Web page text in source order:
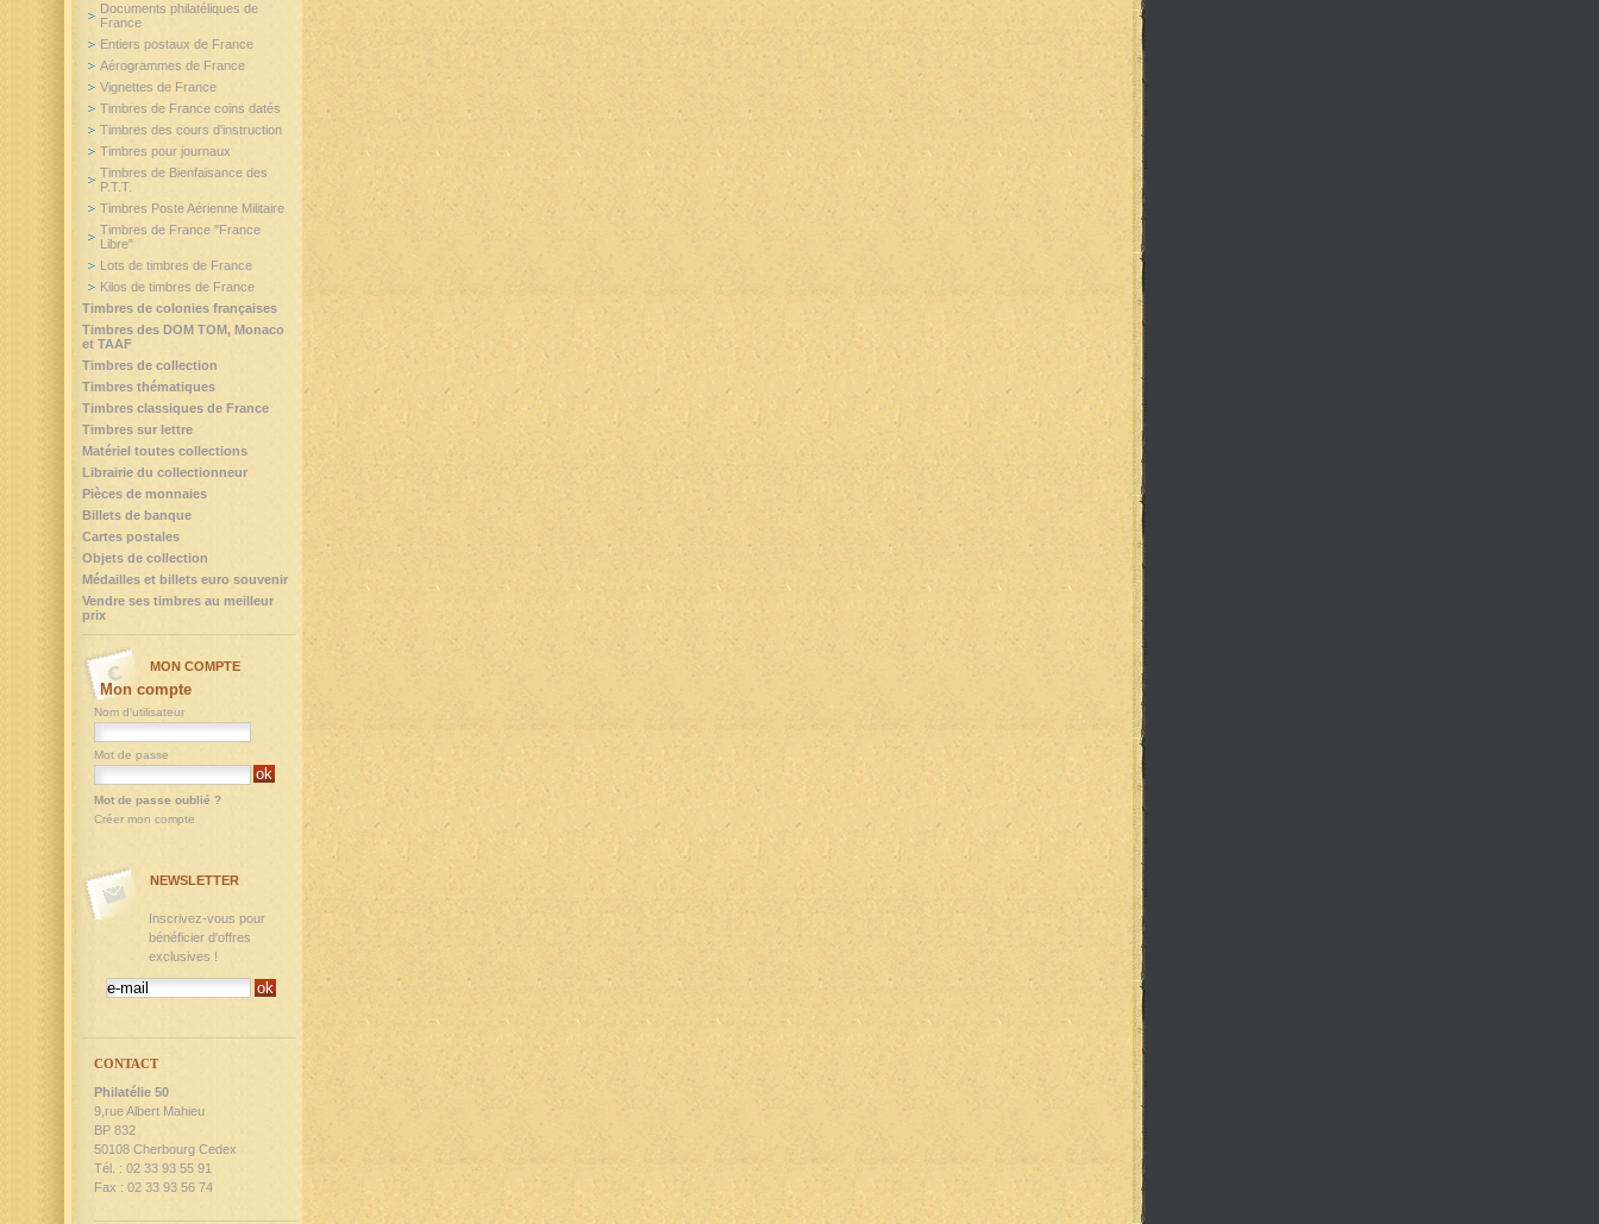
Documents philatéliques de
France
Entiers postaux de France
Aérogrammes de France
Vignettes de France
Timbres de France coins datés
Timbres des cours d'instruction
Timbres pour journaux
Timbres de Bienfaisance des
P.T.T.
Timbres Poste Aérienne Militaire
Timbres de France "France
Libre"
Lots de timbres de France
Kilos de timbres de France
Timbres de colonies françaises
Timbres des DOM TOM, Monaco
et TAAF
Timbres de collection
Timbres thématiques
Timbres classiques de France
Timbres sur lettre
Matériel toutes collections
Librairie du collectionneur
Pièces de monnaies
Billets de banque
Cartes postales
Objets de collection
Médailles et billets euro souvenir
Vendre ses timbres au meilleur
prix
MON COMPTE
Mon compte
Nom d'utilisateur
Mot de passe
Mot de passe oublié ?
Créer mon compte
NEWSLETTER
Inscrivez-vous pour
bénéficier d'offres
exclusives !
CONTACT
Philatélie 50
9,rue Albert Mahieu
BP 832
50108 Cherbourg Cedex
Tél. : 02 33 93 55 91
Fax : 02 33 93 56 74